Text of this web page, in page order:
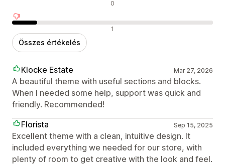
0
1
Összes értékelés
Klocke Estate Mar 27, 2026
A beautiful theme with useful sections and blocks.
When I needed some help, support was quick and
friendly. Recommended!
Florista
Sep 15, 2025
Excellent theme with a clean, intuitive design. It
included everything we needed for our store, with
plenty of room to get creative with the look and feel.